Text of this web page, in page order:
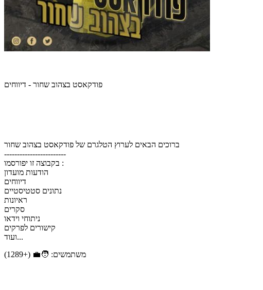
פודקאסט בצהוב שחור - דיווחים
ברוכים הבאים לערוץ הטלגרם של פודקאסט בצהוב שחור
------------------------
בקבוצה זו יפורסמו :
הודעות מועדון
דיווחים
נתונים סטטיסטיים
ראיונות
סקרים
ניתוחי וידאו
קישורים לפרקים
ועוד...
משתמשים: 🧑‍💼 (+1289)